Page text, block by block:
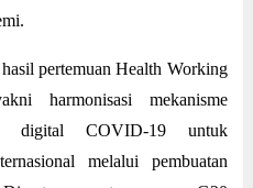
pertemuan Health Working
harmonisasi mekanisme
digital COVID-19 untuk
melalui pembuatan